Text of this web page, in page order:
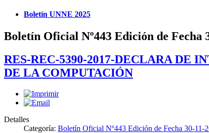
Boletín UNNE 2025
Boletín Oficial Nº443 Edición de Fecha
RES-REC-5390-2017-DECLARA DE
DE LA COMPUTACIÓN
Detalles
Categoría: Boletín Oficial Nº443 Edición de Fecha 30-11-